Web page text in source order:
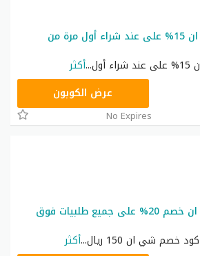
أحدث كود خصم شي ان 15% على عند شراء أول مرة من
...أكثر
عرض الكوبون
No Expires
أفضل كود خصم شي ان خصم 20% على جميع طلبيات فوق
شي ان 150 ريال
...أكثر